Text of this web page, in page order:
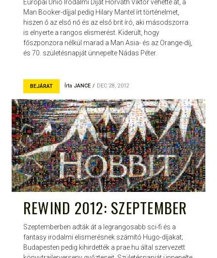
Európai Unió Irodalmi Díját Horváth Viktor vehette át, a
Man Booker-díjjal pedig Hilary Mantel írt történelmet,
hiszen ő az első nő és az első brit író, aki másodszorra
is elnyerte a rangos elismerést. Kiderült, hogy
főszponzora nélkül marad a Man Asia- és az Orange-díj,
és 70. születésnapját ünnepelte Nádas Péter.
BEJÁRAT Írta JANCE DEC 28, 2012
REWIND 2012: SZEPTEMBER
Szeptemberben adták át a legrangosabb sci-fi és a
fantasy irodalmi elismerésnek számító Hugo-díjakat;
Budapesten pedig kihirdették a prae.hu által szervezett